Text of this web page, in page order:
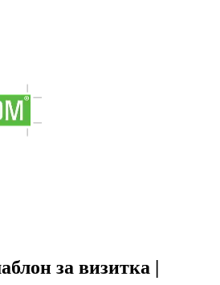
за визитка |